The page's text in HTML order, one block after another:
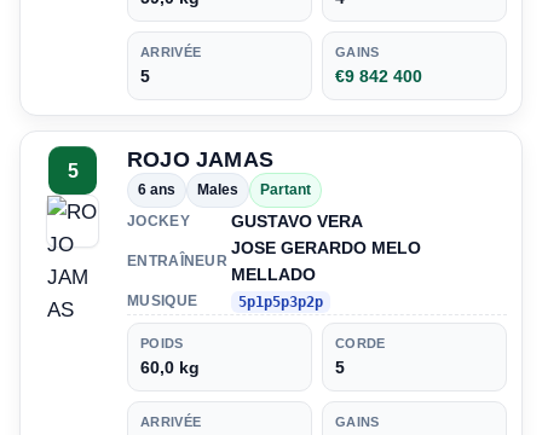
ARRIVÉE
5
GAINS
€9 842 400
5 ROJO JAMAS
6 ans Males
Partant
JOCKEY
GUSTAVO VERA
ENTRAÎNEUR
JOSE GERARDO MELO
MELLADO
MUSIQUE 5p1p5p3p2p
POIDS
60,0 kg
CORDE
5
ARRIVÉE GAINS